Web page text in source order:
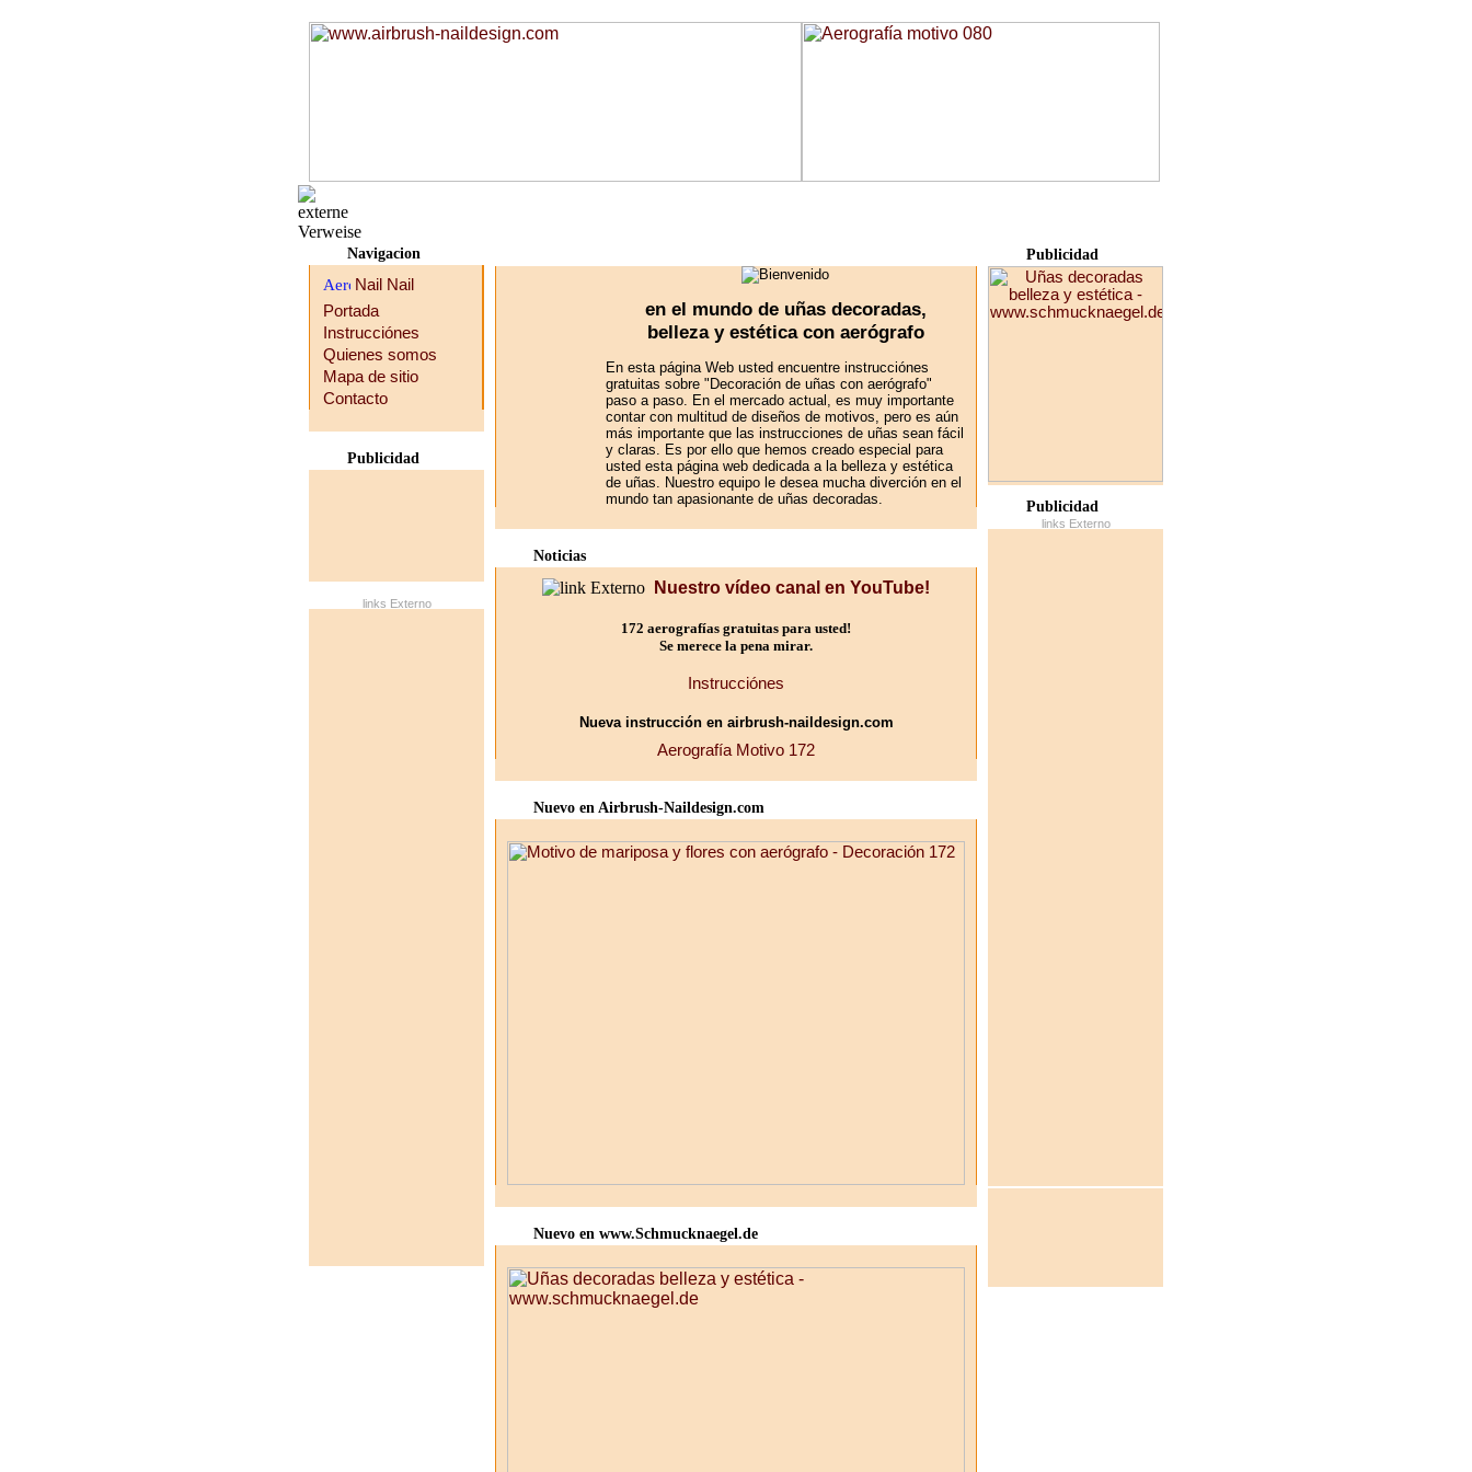
en el mundo de uñas decoradas,
belleza y estética con aerógrafo
En esta página Web usted encuentre instrucciónes
gratuitas sobre "Decoración de uñas con aerógrafo"
paso a paso. En el mercado actual, es muy importante
contar con multitud de diseños de motivos, pero es aún
más importante que las instrucciones de uñas sean fácil
y claras. Es por ello que hemos creado especial para
usted esta página web dedicada a la belleza y estética
de uñas. Nuestro equipo le desea mucha diverción en el
mundo tan apasionante de uñas decoradas.
Noticias
Nuestro vídeo canal en YouTube!
172 aerografías gratuitas para usted!
Se merece la pena mirar.
Instrucciónes
Nueva instrucción en airbrush-naildesign.com
Aerografía Motivo 172
Nuevo en Airbrush-Naildesign.com
Nuevo en www.Schmucknaegel.de
Publicidad
Publicidad
links Externo
Navigacion
Portada
Instrucciónes
Quienes somos
Mapa de sitio
Contacto
Publicidad
links Externo